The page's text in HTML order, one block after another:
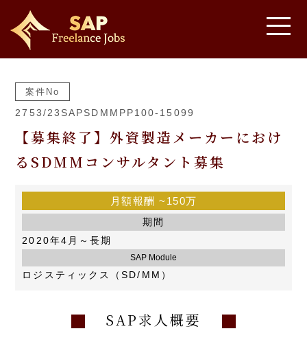
案件No
2753/23SAPSDMMPP100-15099
【募集終了】外資製造メーカーにおけ
るSDMMコンサルタント募集
月額報酬 ~150万
期間
2020年4月～長期
SAP Module
ロジスティックス（SD/MM）
SAP求人概要